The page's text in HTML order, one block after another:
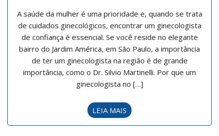
A saúde da mulher é uma prioridade e, quando se trata
de cuidados ginecológicos, encontrar um ginecologista
de confiança é essencial. Se você reside no elegante
bairro do Jardim América, em São Paulo, a importância
de ter um ginecologista na região é de grande
importância, como o Dr. Silvio Martinelli. Por que um
ginecologista no […]
LEIA MAIS